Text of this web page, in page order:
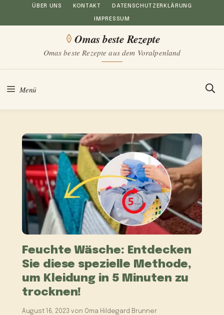
Inhalt
ÜBER UNS KONTAKT DATENSCHUTZERKLÄRUNG
IMPRESSUM
Omas beste Rezepte
Omas beste Rezepte aus dem Voralpenland
Menü
Feuchte Wäsche: Entdecken
Sie diese spezielle Methode,
um Kleidung in 5 Minuten zu
trocknen!
August 16, 2023 von Oma Hildegard Brunner